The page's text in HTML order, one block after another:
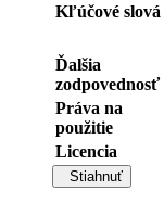
Kľúčové slová
Ďalšia
zodpovednosť
Práva na
použitie
Licencia
Stiahnuť